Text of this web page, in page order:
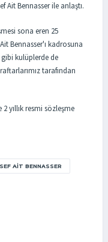
Ait Bennasser ile anlaştı.
sona eren 25
Bennasser'ı kadrosuna
kulüplerde de
tarafından
yıllık resmi sözleşme
AIT BENNASSER